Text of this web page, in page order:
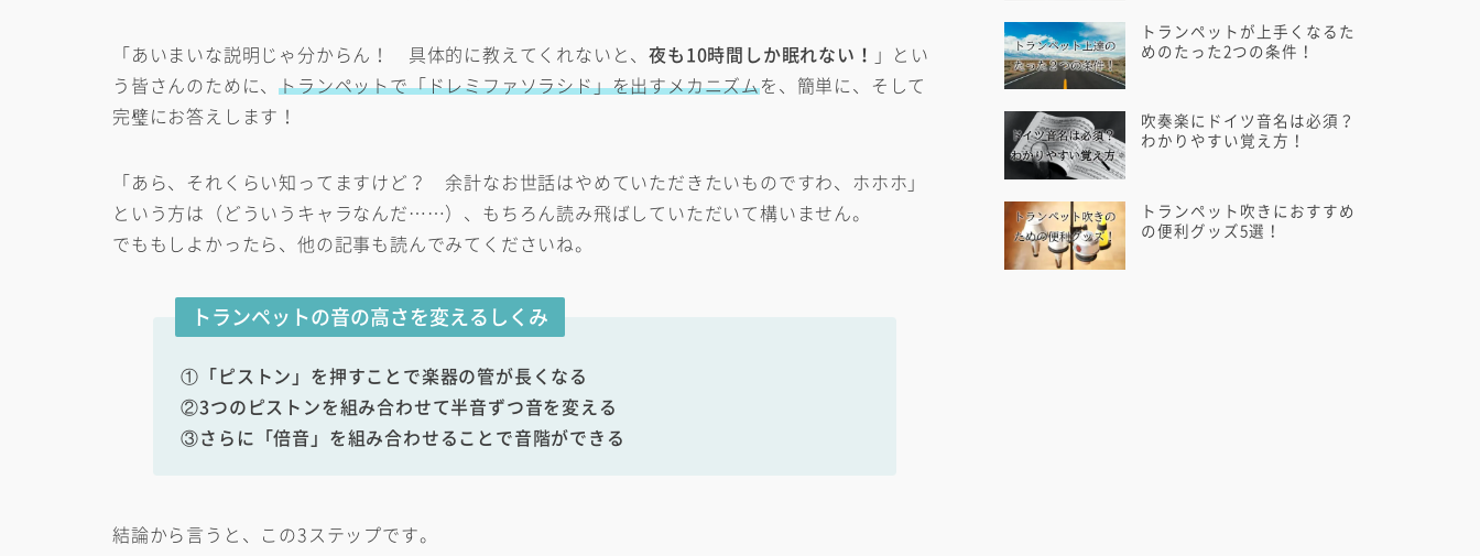
「あいまいな説明じゃ分からん！ 具体的に教えてくれないと、夜も10時間しか眠れない！
」とい
う皆さんのために、トランペットで「ドレミファソラシド」を出すメカニズムを、簡単に、そして
完璧にお答えします！
「あら、それくらい知ってますけど？ 余計なお世話はやめていただきたいものですわ、ホホホ」
という方は（どういうキャラなんだ……）、もちろん読み飛ばしていただいて構いません。
でももしよかったら、他の記事も読んでみてくださいね。
トランペットの音の高さを変えるしくみ
①「ピストン」を押すことで楽器の管が長くなる
②3つのピストンを組み合わせて半音ずつ音を変える
③さらに「倍音」を組み合わせることで音階ができる
結論から言うと、この3ステップです。
トランペットが上手くなるた
めのたった2つの条件！
吹奏楽にドイツ音名は必須？
わかりやすい覚え方！
トランペット吹きにおすすめ
の便利グッズ5選！